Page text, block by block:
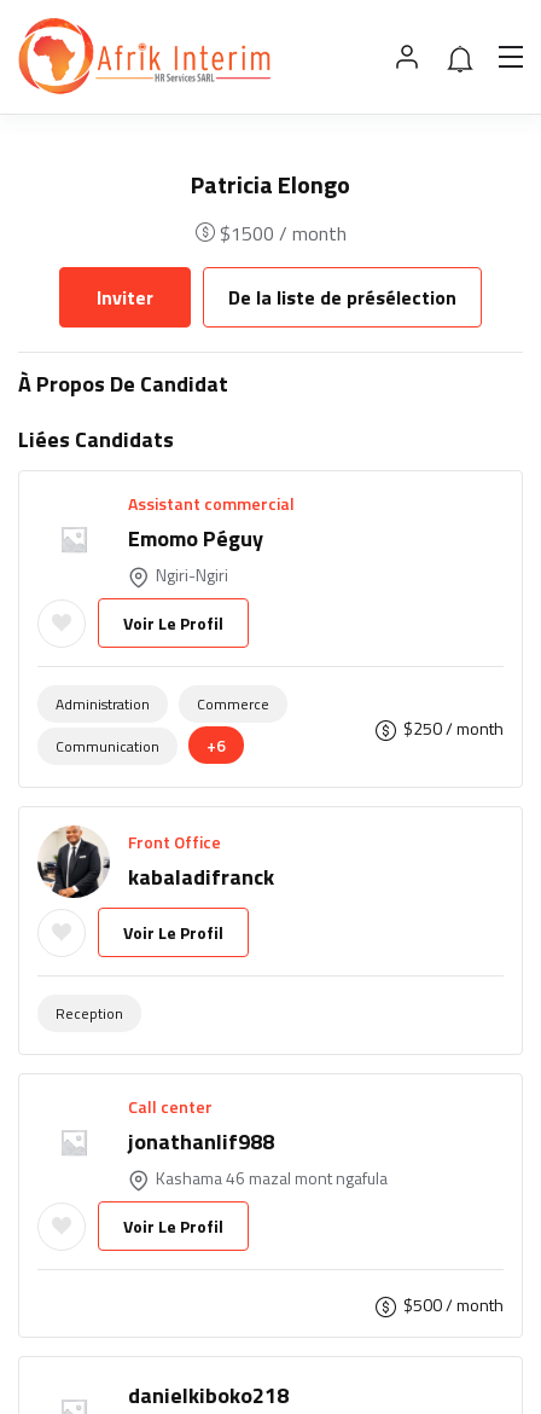
Patricia Elongo
$1500 / month
Inviter De la liste de présélection
À Propos De Candidat
Liées Candidats
Assistant commercial
Emomo Péguy
Ngiri-Ngiri
Voir Le Profil
Administration
Commerce
Communication
+6
$250/ month
Front Office
kabaladifranck
Voir Le Profil
Reception
Call center
jonathanlif988
Kashama 46 mazal mont ngafula
Voir Le Profil
$500/ month
danielkiboko218